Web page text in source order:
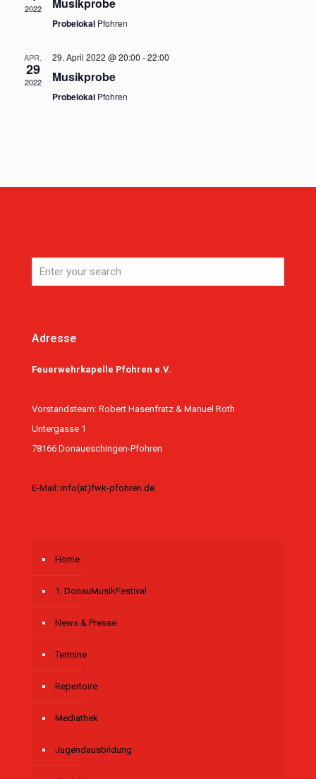
2022
Probelokal Pfohren
APR.
29
2022
29. April 2022 @ 20:00 -22:00
Musikprobe
Probelokal Pfohren
Adresse
Feuerwehrkapelle Pfohren e.V.
Vorstandsteam: Robert Hasenfratz & Manuel Roth
Untergasse 1
78166 Donaueschingen-Pfohren
E-Mail: info(at)fwk-pfohren.de
Home
1. DonauMusikFestival
News & Presse
Termine
Repertoire
Mediathek
Jugendausbildung